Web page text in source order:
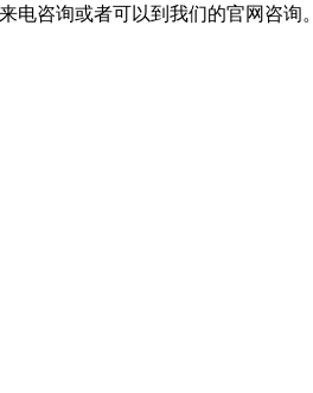
电咨询或者可以到我们的官网咨询。